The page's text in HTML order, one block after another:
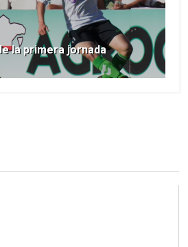
la primera jornada